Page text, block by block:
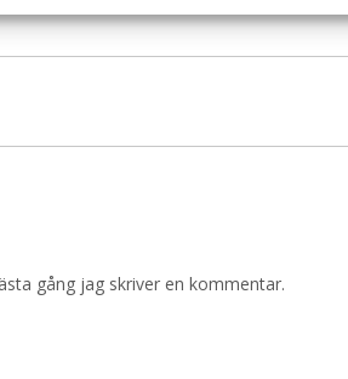
gång jag skriver en kommentar.